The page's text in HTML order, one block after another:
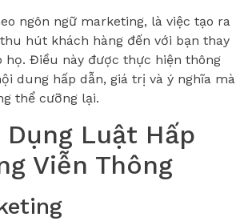
ngôn ngữ marketing, là việc tạo ra
hút khách hàng đến với bạn thay
họ. Điều này được thực hiện thông
dung hấp dẫn, giá trị và ý nghĩa mà
thể cưỡng lại.
Dụng Luật Hấp
Viễn Thông